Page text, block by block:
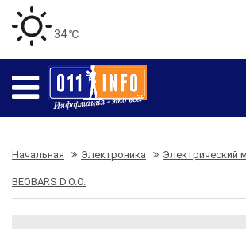
34 ℃
Начальная Электроника Электрический
BEOBARS D.O.O.